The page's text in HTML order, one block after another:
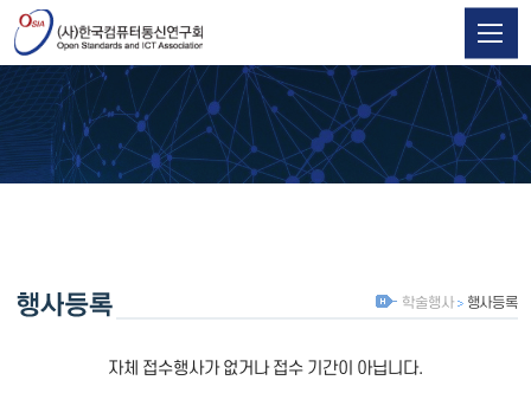
학술행사 행사등록
자체 접수행사가 없거나 접수 기간이 아닙니다.